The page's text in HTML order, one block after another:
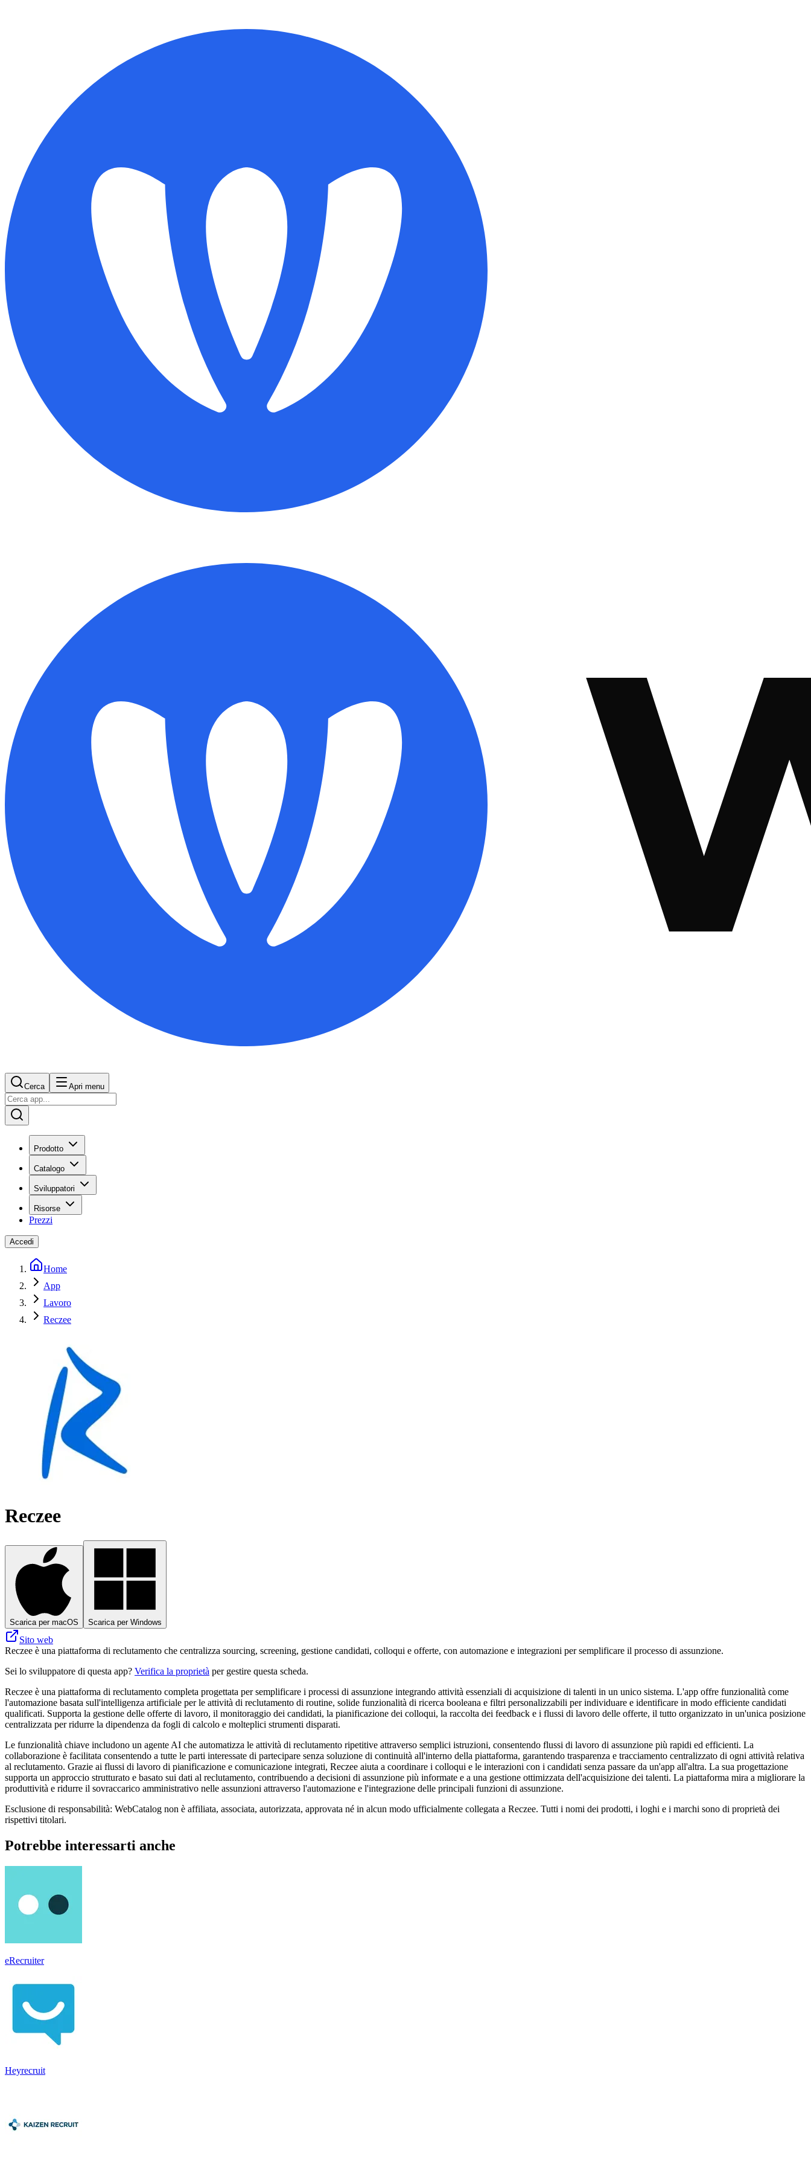
Cerca Apri menu
Prodotto
Catalogo
Sviluppatori
Risorse
Prezzi
Accedi
Home
App
Lavoro
Reczee
Reczee
Scarica per macOS Scarica per Windows
Sito web
Reczee è una piattaforma di reclutamento che centralizza sourcing, screening, gestione candidati, colloqui e offerte, con automazione e integrazioni per semplificare il processo di assunzione.
Sei lo sviluppatore di questa app? Verifica la proprietà per gestire questa scheda.
Reczee è una piattaforma di reclutamento completa progettata per semplificare i processi di assunzione integrando attività essenziali di acquisizione di talenti in un unico sistema. L'app offre funzionalità come
l'automazione basata sull'intelligenza artificiale per le attività di reclutamento di routine, solide funzionalità di ricerca booleana e filtri personalizzabili per individuare e identificare in modo efficiente candidati
qualificati. Supporta la gestione delle offerte di lavoro, il monitoraggio dei candidati, la pianificazione dei colloqui, la raccolta dei feedback e i flussi di lavoro delle offerte, il tutto organizzato in un'unica posizione
centralizzata per ridurre la dipendenza da fogli di calcolo e molteplici strumenti disparati.
Le funzionalità chiave includono un agente AI che automatizza le attività di reclutamento ripetitive attraverso semplici istruzioni, consentendo flussi di lavoro di assunzione più rapidi ed efficienti. La
collaborazione è facilitata consentendo a tutte le parti interessate di partecipare senza soluzione di continuità all'interno della piattaforma, garantendo trasparenza e tracciamento centralizzato di ogni attività relativa
al reclutamento. Grazie ai flussi di lavoro di pianificazione e comunicazione integrati, Reczee aiuta a coordinare i colloqui e le interazioni con i candidati senza passare da un'app all'altra. La sua progettazione
supporta un approccio strutturato e basato sui dati al reclutamento, contribuendo a decisioni di assunzione più informate e a una gestione ottimizzata dell'acquisizione dei talenti. La piattaforma mira a migliorare la
produttività e ridurre il sovraccarico amministrativo nelle assunzioni attraverso l'automazione e l'integrazione delle principali funzioni di assunzione.
Esclusione di responsabilità: WebCatalog non è affiliata, associata, autorizzata, approvata né in alcun modo ufficialmente collegata a Reczee. Tutti i nomi dei prodotti, i loghi e i marchi sono di proprietà dei
rispettivi titolari.
Potrebbe interessarti anche
eRecruiter
Heyrecruit